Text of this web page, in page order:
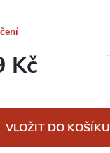
Kč
VLOŽIT DO KOŠÍKU